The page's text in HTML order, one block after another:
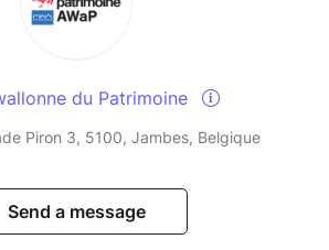
du Patrimoine
Piron 3, 5100, Jambes, Belgique
Send a message